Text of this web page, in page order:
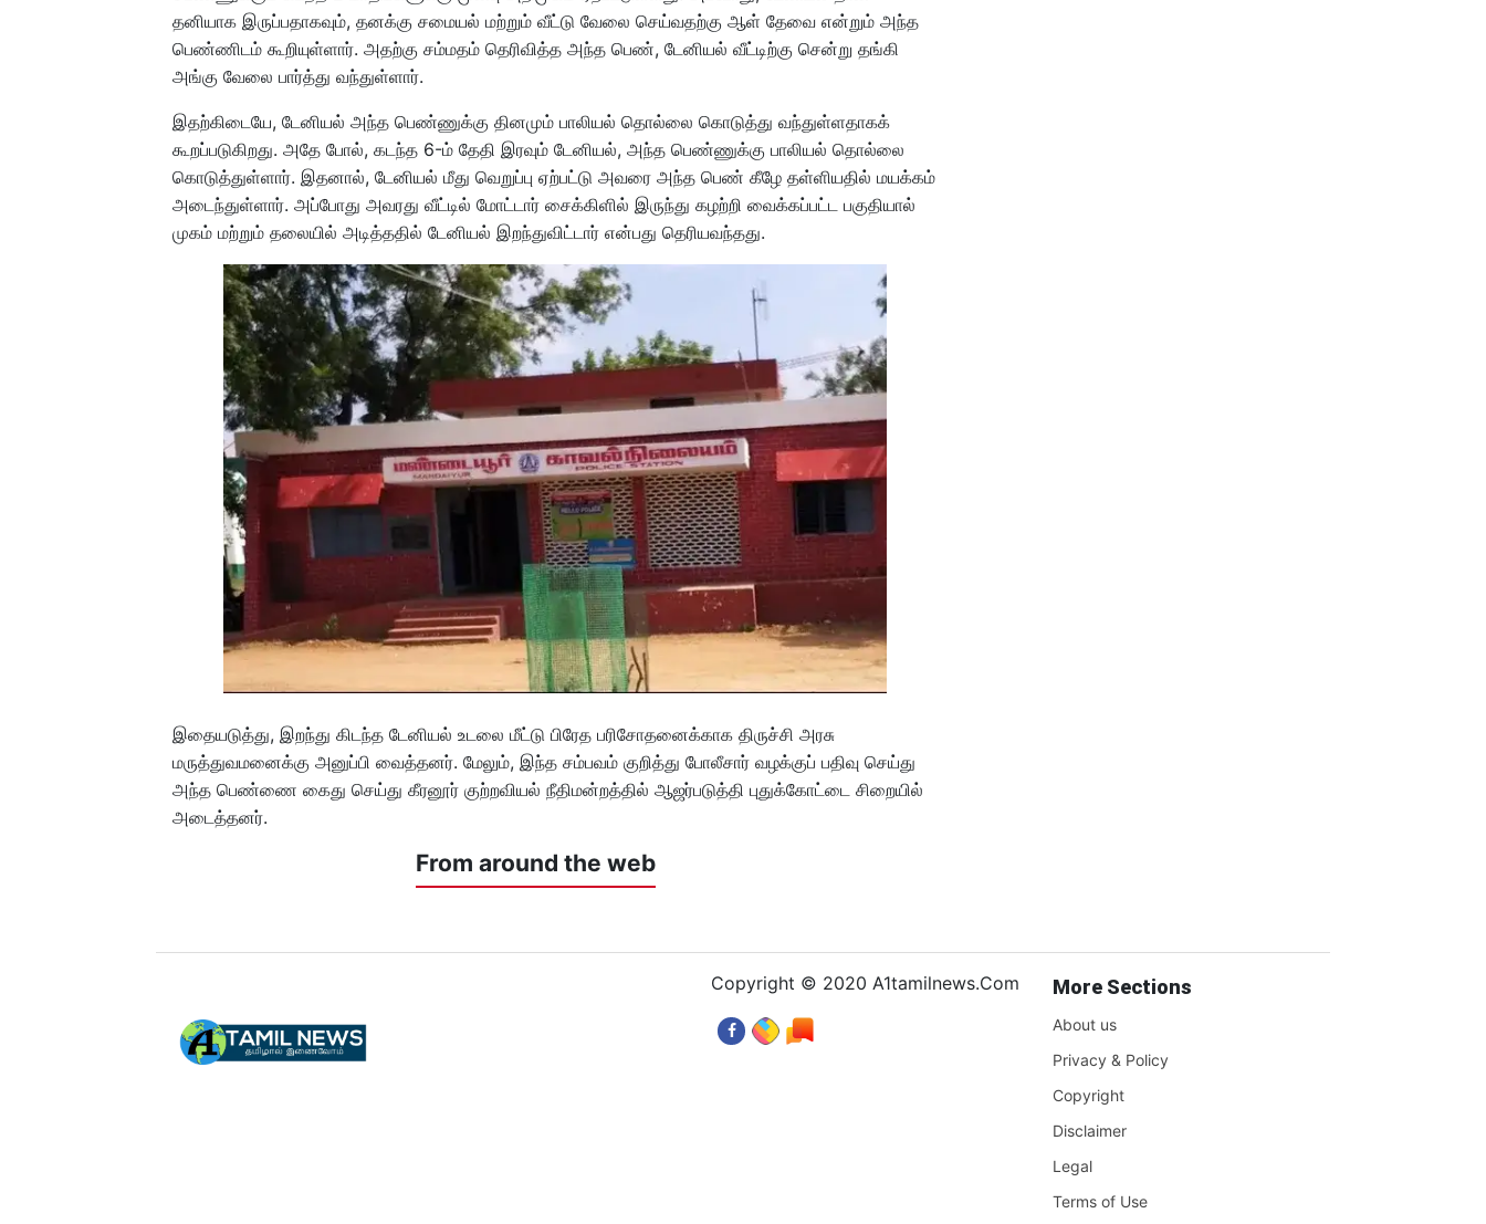
தனியாக இருப்பதாகவும், தனக்கு சமையல் மற்றும் வீட்டு வேலை செய்வதற்கு ஆள் தேவை என்றும் அந்த
பெண்ணிடம் கூறியுள்ளார். அதற்கு சம்மதம் தெரிவித்த அந்த பெண், டேனியல் வீட்டிற்கு சென்று தங்கி
அங்கு வேலை பார்த்து வந்துள்ளார்.
இதற்கிடையே, டேனியல் அந்த பெண்ணுக்கு தினமும் பாலியல் தொல்லை கொடுத்து வந்துள்ளதாகக்
கூறப்படுகிறது. அதே போல், கடந்த 6-ம் தேதி இரவும் டேனியல், அந்த பெண்ணுக்கு பாலியல் தொல்லை
கொடுத்துள்ளார். இதனால், டேனியல் மீது வெறுப்பு ஏற்பட்டு அவரை அந்த பெண் கீழே தள்ளியதில் மயக்கம்
அடைந்துள்ளார். அப்போது அவரது வீட்டில் மோட்டார் சைக்கிளில் இருந்து கழற்றி வைக்கப்பட்ட பகுதியால்
முகம் மற்றும் தலையில் அடித்ததில் டேனியல் இறந்துவிட்டார் என்பது தெரியவந்தது.
இதையடுத்து, இறந்து கிடந்த டேனியல் உடலை மீட்டு பிரேத பரிசோதனைக்காக திருச்சி அரசு
மருத்துவமனைக்கு அனுப்பி வைத்தனர். மேலும், இந்த சம்பவம் குறித்து போலீசார் வழக்குப் பதிவு செய்து
அந்த பெண்ணை கைது செய்து கீரனூர் குற்றவியல் நீதிமன்றத்தில் ஆஜர்படுத்தி புதுக்கோட்டை சிறையில்
அடைத்தனர்.
From around the web
Copyright © 2020 A1tamilnews.Com More Sections
About us
Privacy & Policy
Copyright
Disclaimer
Legal
Terms of Use